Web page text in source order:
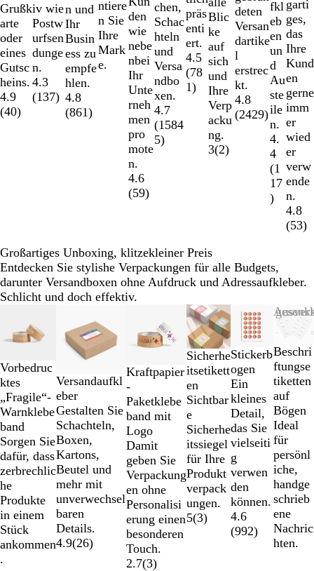
Grußk
arte
oder
eines
Gutsc
heins.
4.9
(40)
iv wie
Postw
urfsen
dunge
n.
4.3
(137)
n und
Ihr
Busin
ess zu
empfe
hlen.
4.8
(861)
ntiere
n Sie
Ihre
Mark
e.
den
wie
nebe
nbei
Ihr
Unte
rneh
men
pro
mote
n.
4.6
(59)
chen,
Schac
hteln
und
Versa
ndbo
xen.
4.7
(1584
5)
präs
enti
ert.
4.5
(78
1)
Blic
ke
auf
sich
und
Ihre
Verp
acku
ng.
3(2)
deten
Versan
dartike
l
erstrec
kt.
4.8
(2429)
fkl
eb
en
un
d
Au
ste
ile
n.
4.
4
(1
17
)
garti
ges,
das
Ihre
Kund
en
gerne
imm
er
wied
er
verw
ende
n.
4.8
(53)
Großartiges Unboxing, klitzekleiner Preis
Entdecken Sie stylishe Verpackungen für alle Budgets,
darunter Versandboxen ohne Aufdruck und Adressaufkleber.
Schlicht und doch effektiv.
Vorbedruc
ktes
„Fragile“-
Warnklebe
band
Sorgen Sie
dafür, dass
zerbrechlic
he
Produkte
in einem
Stück
ankommen
.
Versandaufkl
eber
Gestalten Sie
Schachteln,
Boxen,
Kartons,
Beutel und
mehr mit
unverwechsel
baren
Details.
4.9(26)
Neue Optionen
Kraftpapier
-
Paketklebe
band mit
Logo
Damit
geben Sie
Verpackung
en ohne
Personalisi
erung einen
besonderen
Touch.
2.7(3)
Neue Optionen
Sicherhe
itsetikett
en
Sichtbar
e
Sicherhe
itssiegel
für Ihre
Produkt
verpack
ungen.
5(3)
Listenp. gesenkt
Stickerb
ogen
Ein
kleines
Detail,
das Sie
vielseiti
g
verwen
den
können.
4.6
(992)
Beschri
ftungse
tiketten
auf
Bögen
Ideal
für
persönl
iche,
handge
schrieb
ene
Nachric
hten.
bis
von
6